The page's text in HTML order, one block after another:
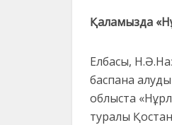
Қаламызда
Елбасы,
баспана
облыста
туралы